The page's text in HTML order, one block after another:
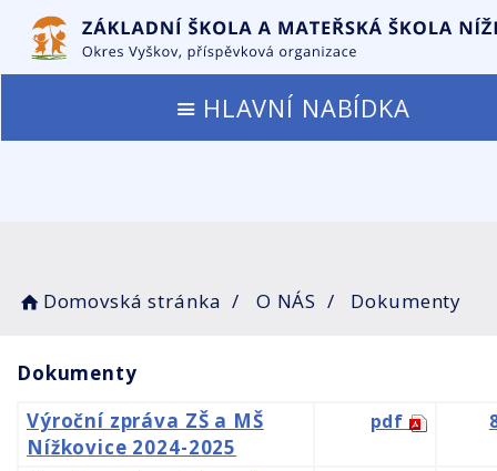
HLAVNÍ NABÍDKA
Domovská stránka O NÁS Dokumenty
Dokumenty
Výroční zpráva ZŠ a MŠ
Nížkovice 2024-2025
pdf